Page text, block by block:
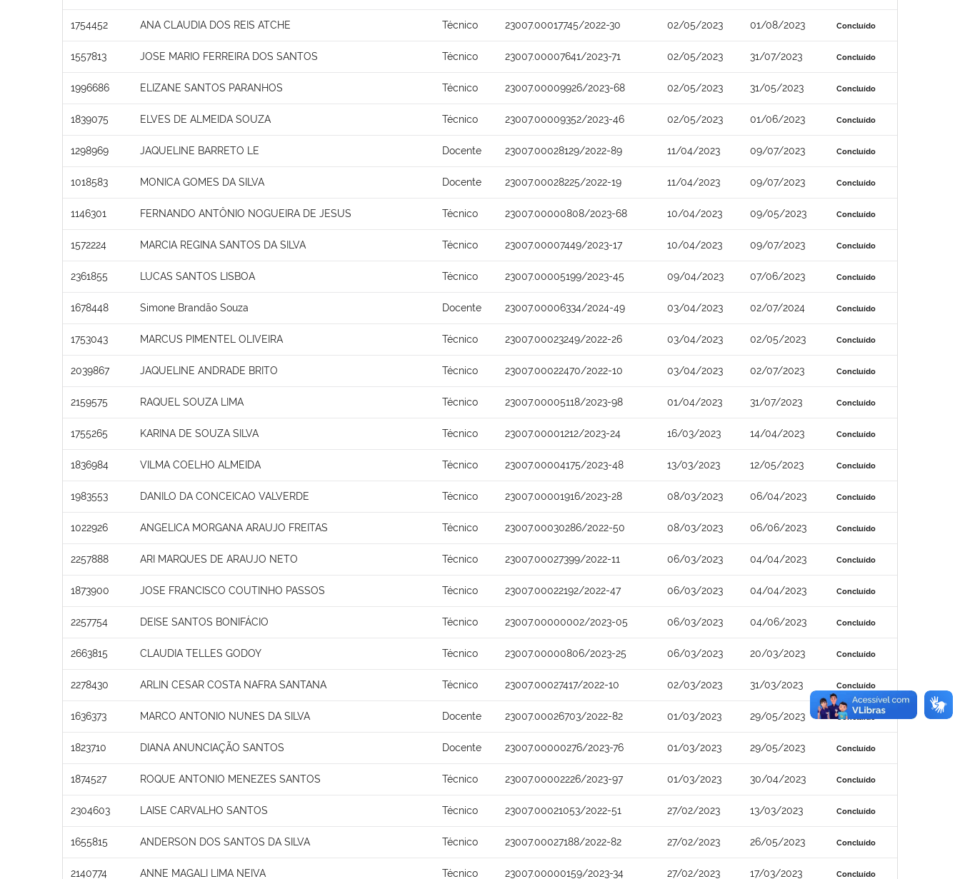
1754452 ANA CLAUDIA DOS REIS ATCHE Técnico 23007.00017745/2022-30 02/05/2023 01/08/2023 Concluído
1557813 JOSE MARIO FERREIRA DOS SANTOS Técnico 23007.00007641/2023-71 02/05/2023 31/07/2023 Concluído
1996686 ELIZANE SANTOS PARANHOS Técnico 23007.00009926/2023-68 02/05/2023 31/05/2023 Concluído
1839075 ELVES DE ALMEIDA SOUZA Técnico 23007.00009352/2023-46 02/05/2023 01/06/2023 Concluído
1298969 JAQUELINE BARRETO LE Docente 23007.00028129/2022-89 11/04/2023 09/07/2023 Concluído
1018583 MONICA GOMES DA SILVA Docente 23007.00028225/2022-19 11/04/2023 09/07/2023 Concluído
1146301 FERNANDO ANTÔNIO NOGUEIRA DE JESUS Técnico 23007.00000808/2023-68 10/04/2023 09/05/2023 Concluído
1572224 MARCIA REGINA SANTOS DA SILVA Técnico 23007.00007449/2023-17 10/04/2023 09/07/2023 Concluído
2361855 LUCAS SANTOS LISBOA Técnico 23007.00005199/2023-45 09/04/2023 07/06/2023 Concluído
1678448 Simone Brandão Souza Docente 23007.00006334/2024-49 03/04/2023 02/07/2024 Concluído
1753043 MARCUS PIMENTEL OLIVEIRA Técnico 23007.00023249/2022-26 03/04/2023 02/05/2023 Concluído
2039867 JAQUELINE ANDRADE BRITO Técnico 23007.00022470/2022-10 03/04/2023 02/07/2023 Concluído
2159575 RAQUEL SOUZA LIMA Técnico 23007.00005118/2023-98 01/04/2023 31/07/2023 Concluído
1755265 KARINA DE SOUZA SILVA Técnico 23007.00001212/2023-24 16/03/2023 14/04/2023 Concluído
1836984 VILMA COELHO ALMEIDA Técnico 23007.00004175/2023-48 13/03/2023 12/05/2023 Concluído
1983553 DANILO DA CONCEICAO VALVERDE Técnico 23007.00001916/2023-28 08/03/2023 06/04/2023 Concluído
1022926 ANGELICA MORGANA ARAUJO FREITAS Técnico 23007.00030286/2022-50 08/03/2023 06/06/2023 Concluído
2257888 ARI MARQUES DE ARAUJO NETO Técnico 23007.00027399/2022-11 06/03/2023 04/04/2023 Concluído
1873900 JOSE FRANCISCO COUTINHO PASSOS Técnico 23007.00022192/2022-47 06/03/2023 04/04/2023 Concluído
2257754 DEISE SANTOS BONIFÁCIO Técnico 23007.00000002/2023-05 06/03/2023 04/06/2023 Concluído
2663815 CLAUDIA TELLES GODOY Técnico 23007.00000806/2023-25 06/03/2023 20/03/2023 Concluído
2278430 ARLIN CESAR COSTA NAFRA SANTANA Técnico 23007.00027417/2022-10 02/03/2023 31/03/2023 Concluído
1636373 MARCO ANTONIO NUNES DA SILVA Docente 23007.00026703/2022-82 01/03/2023 29/05/2023 Concluído
1823710 DIANA ANUNCIAÇÃO SANTOS Docente 23007.00000276/2023-76 01/03/2023 29/05/2023 Concluído
1874527 ROQUE ANTONIO MENEZES SANTOS Técnico 23007.00002226/2023-97 01/03/2023 30/04/2023 Concluído
2304603 LAISE CARVALHO SANTOS Técnico 23007.00021053/2022-51 27/02/2023 13/03/2023 Concluído
1655815 ANDERSON DOS SANTOS DA SILVA Técnico 23007.00027188/2022-82 27/02/2023 26/05/2023 Concluído
2140774 ANNE MAGALI LIMA NEIVA Técnico 23007.00000159/2023-34 27/02/2023 17/03/2023 Concluído